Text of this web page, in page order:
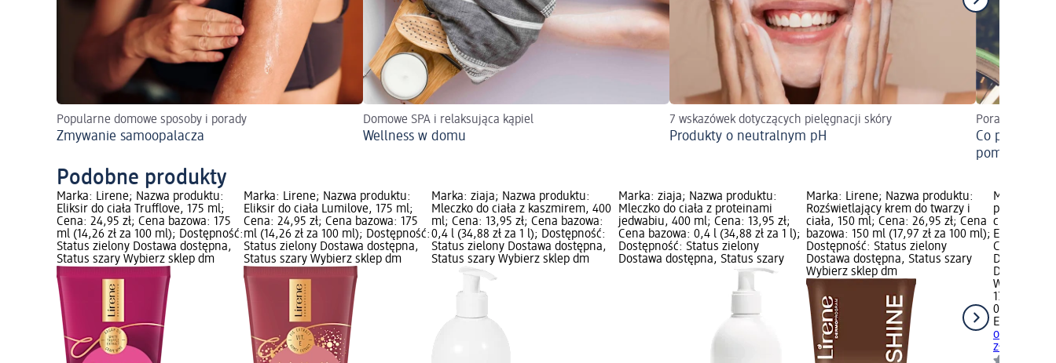
Popularne domowe sposoby i porady
Zmywanie samoopalacza
Domowe SPA i relaksująca kąpiel
Wellness w domu
7 wskazówek dotyczących pielęgnacji skóry
Produkty o neutralnym pH
Porady
Co pomaga
Podobne produkty
Marka: Lirene; Nazwa produktu:
Eliksir do ciała Trufflove, 175 ml;
Cena: 24,95 zł; Cena bazowa: 175
ml (14,26 zł za 100 ml); Dostępność:
Status zielony Dostawa dostępna,
Status szary Wybierz sklep dm
Marka: Lirene; Nazwa produktu:
Eliksir do ciała Lumilove, 175 ml;
Cena: 24,95 zł; Cena bazowa: 175
ml (14,26 zł za 100 ml); Dostępność:
Status zielony Dostawa dostępna,
Status szary Wybierz sklep dm
Marka: ziaja; Nazwa produktu:
Mleczko do ciała z kaszmirem, 400
ml; Cena: 13,95 zł; Cena bazowa:
0,4 l (34,88 zł za 1 l); Dostępność:
Status zielony Dostawa dostępna,
Status szary Wybierz sklep dm
Marka: ziaja; Nazwa produktu:
Mleczko do ciała z proteinami
jedwabiu, 400 ml; Cena: 13,95 zł;
Cena bazowa: 0,4 l (34,88 zł za 1 l);
Dostępność: Status zielony
Dostawa dostępna, Status szary
Marka: Lirene; Nazwa produktu:
Rozświetlający krem do twarzy i
ciała, 150 ml; Cena: 26,95 zł; Cena
bazowa: 150 ml (17,97 zł za 100 ml);
Dostępność: Status zielony
Dostawa dostępna, Status szary
Wybierz sklep dm
Marka:
produktu:
ciała z
Expert, 350
Cena
Dostawa
Wybierz
17,95 zł
0,35 l
EVELINE
odżywcze
złota